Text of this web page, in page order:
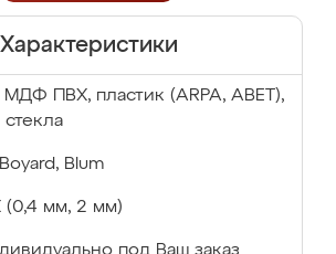
Характеристики
ПВХ, пластик (ARPA, ABET),
Boyard, Blum
(0,4 мм, 2 мм)